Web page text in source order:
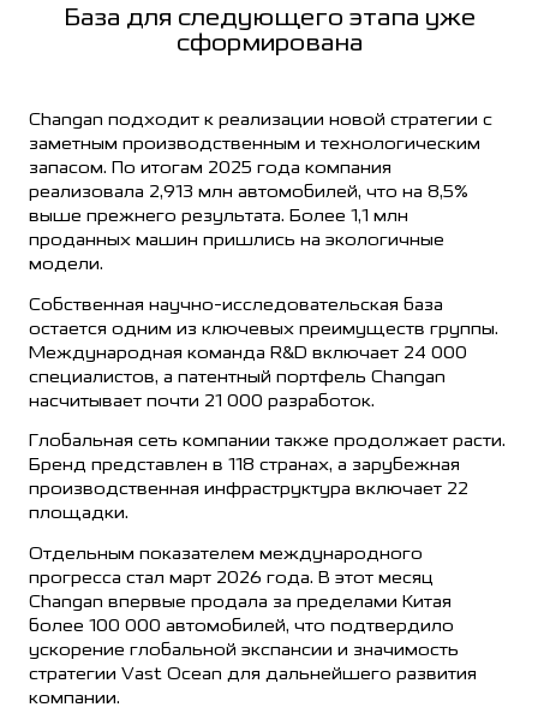
База для следующего этапа уже
сформирована
Changan подходит к реализации новой стратегии с
заметным производственным и технологическим
запасом. По итогам 2025 года компания
реализовала 2,913 млн автомобилей, что на 8,5%
выше прежнего результата. Более 1,1 млн
проданных машин пришлись на экологичные
модели.
Собственная научно-исследовательская база
остается одним из ключевых преимуществ группы.
Международная команда R&D включает 24 000
специалистов, а патентный портфель Changan
насчитывает почти 21 000 разработок.
Глобальная сеть компании также продолжает расти.
Бренд представлен в 118 странах, а зарубежная
производственная инфраструктура включает 22
площадки.
Отдельным показателем международного
прогресса стал март 2026 года. В этот месяц
Changan впервые продала за пределами Китая
более 100 000 автомобилей, что подтвердило
ускорение глобальной экспансии и значимость
стратегии Vast Ocean для дальнейшего развития
компании.